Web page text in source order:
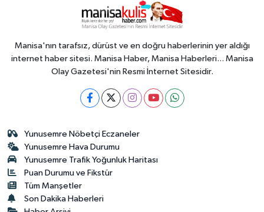
Manisa'nın tarafsız, dürüst ve en doğru haberlerinin yer aldığı
internet haber sitesi. Manisa Haber, Manisa Haberleri... Manisa
Olay Gazetesi'nin Resmi İnternet Sitesidir.
Yunusemre Nöbetçi Eczaneler
Yunusemre Hava Durumu
Yunusemre Trafik Yoğunluk Haritası
Puan Durumu ve Fikstür
Tüm Manşetler
Son Dakika Haberleri